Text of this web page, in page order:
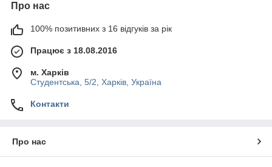
Про нас
100% позитивних з 16 відгуків за рік
Працює з 18.08.2016
м. Харків
Студентська, 5/2, Харків, Україна
Контакти
Про нас